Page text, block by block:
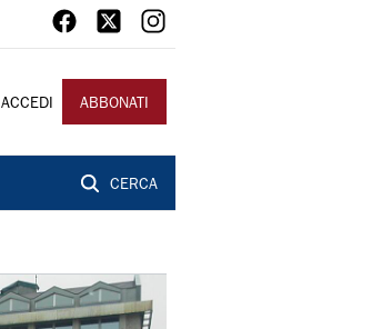
ACCEDI ABBONATI
CERCA